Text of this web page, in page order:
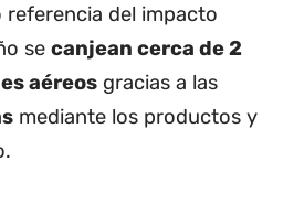
referencia del impacto
se canjean cerca de 2
aéreos gracias a las
mediante los productos y